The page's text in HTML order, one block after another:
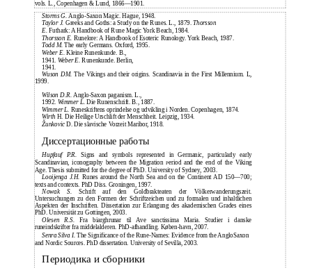
vols. L., Copenhagen & Lund, 1866—1901.
Storms G. Anglo-Saxon Magic. Hague, 1948.
Taylor J. Greeks and Goths: a Study on the Runes. L., 1879.Thorsson
E.Futhark: A Handbook of Rune Magic York Beach, 1984.
Thorsson E. Runelore: A Handbook of Esoteric Runology. York Beach, 1987.
Todd M.The early Germans. Oxford, 1995.
Weber E.Kleine Runenkunde. В.,
1941. Weber E.Runenkunde. Berlin,
1941.
Wuson DM.The Vikings and their origins. Scandinavia in the First Millennium. L,
1999.
Wilson D.R. Anglo-Saxon paganism. L.,
1992. Wimmer L.Die Runenschrift. В., 1887.
Wimmer L. Runeskriftens oprindelse og udvikling i Norden. Copenhagen, 1874.
Wirth H. Die Heilige Urschlift der Menschheit. Leipzig, 1934.
ŽunkovicD. Die slavische Vorzeit Maribor, 1918.
Диссертационные работы
Hupfauf P.R.Signs and symbols represented in Germanic, particularly early
Scandinavian, iconography between the MigrationPeriod and the end of the Viking
Age. Thesis submitted for the degree of PhD. University of Sydney, 2003.
Looijenga J.H.Runes around the North Sea and on the Continent AD 150—700;
texts and contexts. PhD Diss. Groningen, 1997.
Nowak S.Schrift auf den Goldbrakteaten der Völkerwanderungszeit.
Untersuchungen zu den Formen der Schriftzeichen und zu formalen und inhaltlichen
Aspekten der Inschriften. Dissertation zur Erlangung des akademischen Grades eines
PhD. Universität zu Gottingen, 2003.
Olesen R.S.Fra biarghrunar til Ave sanctissima Maria. Studier i danske
runeindskrifter fra middelalderen. PhD-afhandling. Køben-havn, 2007.
Senra Silva I.The Significance of the Rune-Names: Evidence from the AngloSaxon
and Nordic Sources. PhD dissertation. University of Sevilla, 2003.
Периодика и сборники